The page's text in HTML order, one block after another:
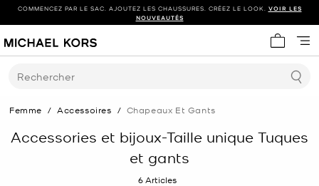
COMMENCEZ PAR LE SAC. AJOUTEZ LES CHAUSSURES. CRÉEZ LE LOOK. VOIR LES
NOUVEAUTÉS
Mon
Rechercher
Femme / Accessoires / Chapeaux Et Gants
Accessories et bijoux-Taille unique Tuques
et gants
6 Articles